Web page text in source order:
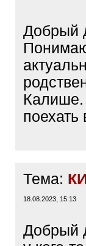
Добрый
Тема:
18.08.2023, 15:13
Добрый